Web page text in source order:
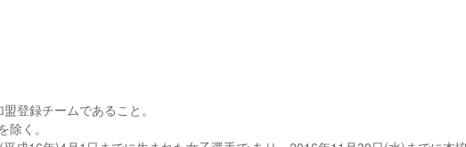
登録チームであること。
く。